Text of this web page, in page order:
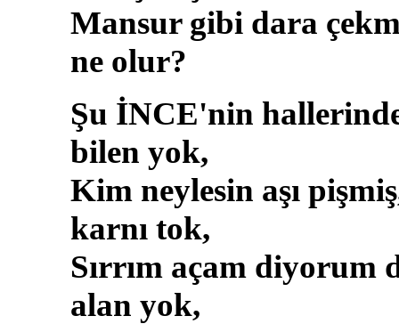
Mansur gibi dara
ne olur?
Şu İNCE'nin
bilen yok,
Kim neylesin aşı
karnı tok,
Sırrım açam diyorum
alan yok,